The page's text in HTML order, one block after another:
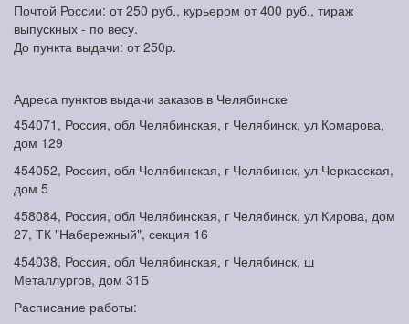
Почтой России: от 250 руб., курьером от 400 руб., тираж
выпускных - по весу.
До пункта выдачи: от 250р.
Адреса пунктов выдачи заказов в Челябинске
454071, Россия, обл Челябинская, г Челябинск, ул Комарова,
дом 129
454052, Россия, обл Челябинская, г Челябинск, ул Черкасская,
дом 5
458084, Россия, обл Челябинская, г Челябинск, ул Кирова, дом
27, ТК "Набережный", секция 16
454038, Россия, обл Челябинская, г Челябинск, ш
Металлургов, дом 31Б
Расписание работы: